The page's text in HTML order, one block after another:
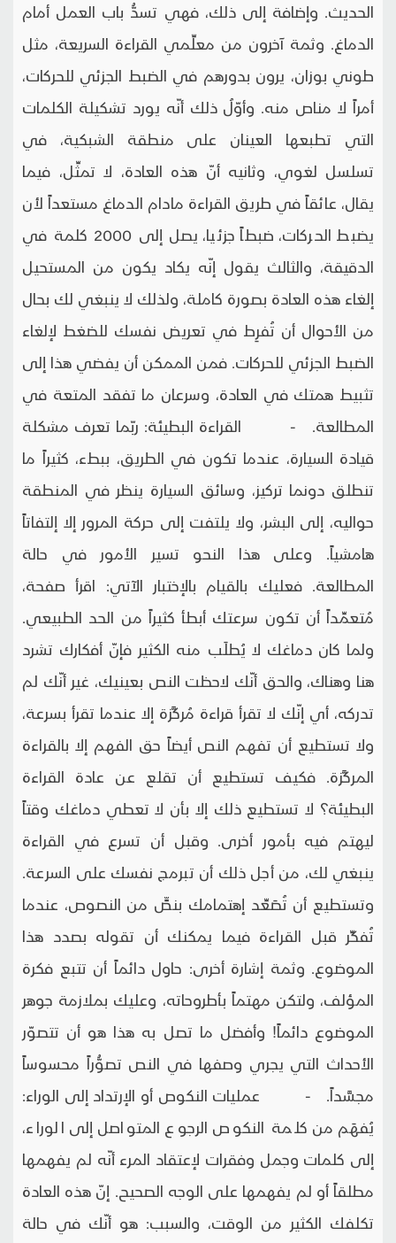
الحديث. وإضافة إلى ذلك، فهي تسدُّ باب العمل أمام
الدماغ. وثمة آخرون من معلِّمي القراءة السريعة، مثل
طوني بوزان، يرون بدورهم في الضبط الجزئي للحركات،
أمراً لا مناص منه. وأوّلُ ذلك أنّه يورد تشكيلة الكلمات
التي تطبعها العينان على منطقة الشبكية، في
تسلسل لغوي، وثانيه أنّ هذه العادة، لا تمثِّل، فيما
يقال، عائقاً في طريق القراءة مادام الدماغ مستعداً لأن
يضبط الحركات، ضبطاً جزئيا، يصل إلى 2000 كلمة في
الدقيقة، والثالث يقول إنّه يكاد يكون من المستحيل
إلغاء هذه العادة بصورة كاملة، ولذلك لا ينبغي لك بحال
من الأحوال أن تُفرِط في تعريض نفسك للضغط لإلغاء
الضبط الجزئي للحركات. فمن الممكن أن يفضي هذا إلى
تثبيط همتك في العادة، وسرعان ما تفقد المتعة في
المطالعة. - القراءة البطيئة: ربّما تعرف مشكلة
قيادة السيارة، عندما تكون في الطريق، ببطء، كثيراً ما
تنطلق دونما تركيز، وسائق السيارة ينظر في المنطقة
حواليه، إلى البشر، ولا يلتفت إلى حركة المرور إلا إلتفاتاً
هامشياً. وعلى هذا النحو تسير الأمور في حالة
المطالعة. فعليك بالقيام بالإختبار الآتي: اقرأ صفحة،
مُتعمِّداً أن تكون سرعتك أبطأ كثيراً من الحد الطبيعي.
ولما كان دماغك لا يُطلَب منه الكثير فإنّ أفكارك تشرد
هنا وهناك، والحق أنّك لاحظت النص بعينيك، غير أنّك لم
تدركه، أي إنّك لا تقرأ قراءة مُركَّزة إلا عندما تقرأ بسرعة،
ولا تستطيع أن تفهم النص أيضاً حق الفهم إلا بالقراءة
المركَّزة. فكيف تستطيع أن تقلع عن عادة القراءة
البطيئة؟ لا تستطيع ذلك إلا بأن لا تعطي دماغك وقتاً
ليهتم فيه بأمور أخرى. وقبل أن تسرع في القراءة
ينبغي لك، من أجل ذلك أن تبرمج نفسك على السرعة.
وتستطيع أن تُصَعِّد إهتمامك بنصٍّ من النصوص، عندما
تُفكِّر قبل القراءة فيما يمكنك أن تقوله بصدد هذا
الموضوع. وثمة إشارة أخرى: حاول دائماً أن تتبع فكرة
المؤلف، ولتكن مهتماً بأطروحاته، وعليك بملازمة جوهر
الموضوع دائماً! وأفضل ما تصل به هذا هو أن تتصوّر
الأحداث التي يجري وصفها في النص تصوُّراً محسوساً
مجسَّداً. - عمليات النكوص أو الإرتداد إلى الوراء:
يُفهَم من كلمة النكوص الرجوع المتواصل إلى الوراء،
إلى كلمات وجمل وفقرات لإعتقاد المرء أنّه لم يفهمها
مطلقاً أو لم يفهمها على الوجه الصحيح. إنّ هذه العادة
تكلفك الكثير من الوقت، والسبب: هو أنّك في حالة